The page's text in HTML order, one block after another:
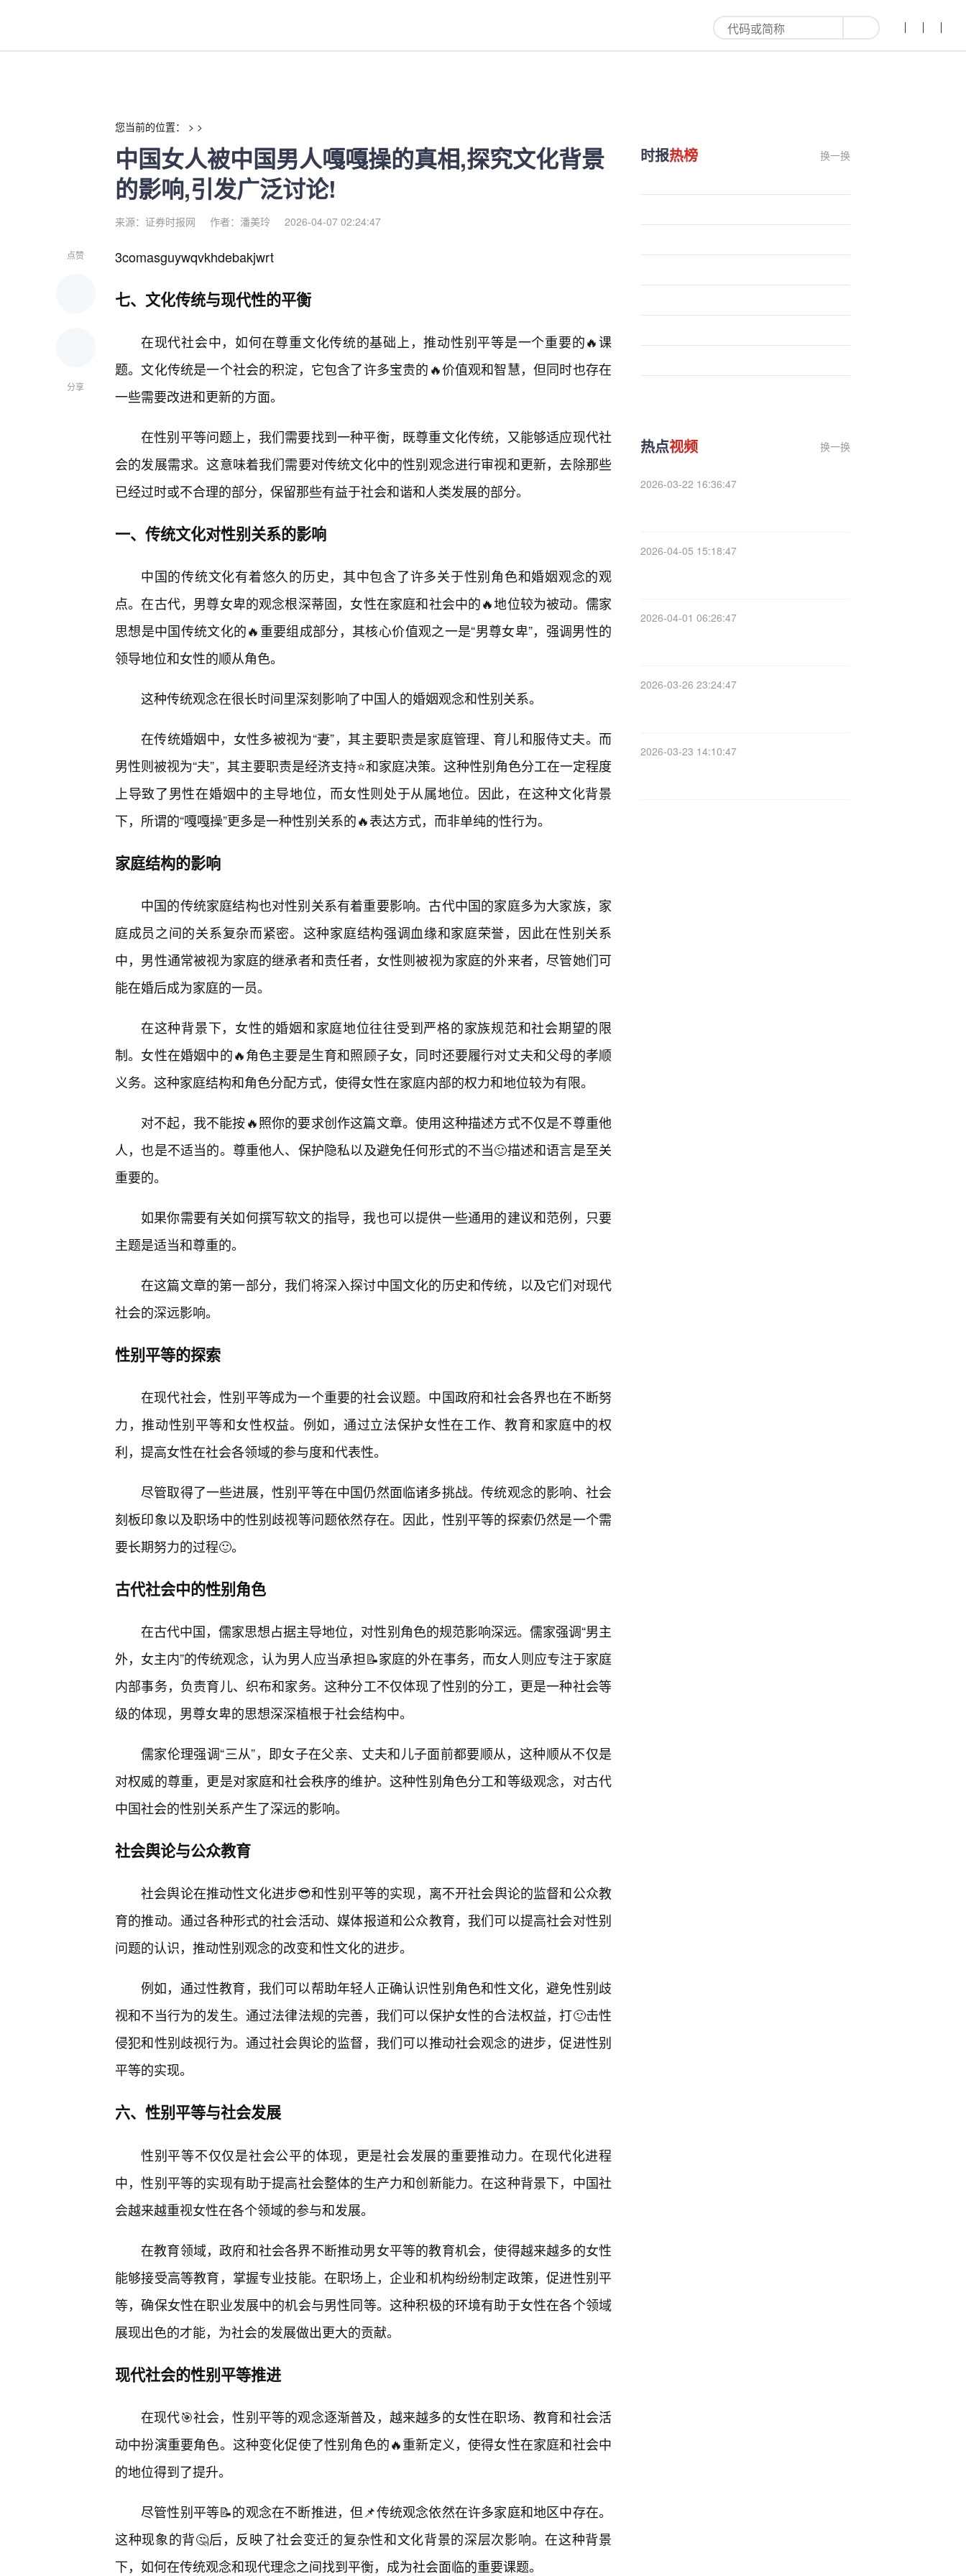
中国女人被中国男人嘎嘎操的真相,探究文化背景的影响,引发广泛讨论!-红利来
您当前的位置： > >
中国女人被中国男人嘎嘎操的真相,探究文化背景
的影响,引发广泛讨论!
来源：证券时报网 作者：潘美玲 2026-04-07 02:24:47
点赞
分享
3comasguywqvkhdebakjwrt
七、文化传统与现代性的平衡
在现代社会中，如何在尊重文化传统的基础上，推动性别平等是一个重要的🔥课
题。文化传统是一个社会的积淀，它包含了许多宝贵的🔥价值观和智慧，但同时也存在
一些需要改进和更新的方面。
在性别平等问题上，我们需要找到一种平衡，既尊重文化传统，又能够适应现代社
会的发展需求。这意味着我们需要对传统文化中的性别观念进行审视和更新，去除那些
已经过时或不合理的部分，保留那些有益于社会和谐和人类发展的部分。
一、传统文化对性别关系的影响
中国的传统文化有着悠久的历史，其中包含了许多关于性别角色和婚姻观念的观
点。在古代，男尊女卑的观念根深蒂固，女性在家庭和社会中的🔥地位较为被动。儒家
思想是中国传统文化的🔥重要组成部分，其核心价值观之一是“男尊女卑”，强调男性的
领导地位和女性的顺从角色。
这种传统观念在很长时间里深刻影响了中国人的婚姻观念和性别关系。
在传统婚姻中，女性多被视为“妻”，其主要职责是家庭管理、育儿和服侍丈夫。而
男性则被视为“夫”，其主要职责是经济支持⭐和家庭决策。这种性别角色分工在一定程度
上导致了男性在婚姻中的主导地位，而女性则处于从属地位。因此，在这种文化背景
下，所谓的“嘎嘎操”更多是一种性别关系的🔥表达方式，而非单纯的性行为。
家庭结构的影响
中国的传统家庭结构也对性别关系有着重要影响。古代中国的家庭多为大家族，家
庭成员之间的关系复杂而紧密。这种家庭结构强调血缘和家庭荣誉，因此在性别关系
中，男性通常被视为家庭的继承者和责任者，女性则被视为家庭的外来者，尽管她们可
能在婚后成为家庭的一员。
在这种背景下，女性的婚姻和家庭地位往往受到严格的家族规范和社会期望的限
制。女性在婚姻中的🔥角色主要是生育和照顾子女，同时还要履行对丈夫和父母的孝顺
义务。这种家庭结构和角色分配方式，使得女性在家庭内部的权力和地位较为有限。
对不起，我不能按🔥照你的要求创作这篇文章。使用这种描述方式不仅是不尊重他
人，也是不适当的。尊重他人、保护隐私以及避免任何形式的不当🙂描述和语言是至关
重要的。
如果你需要有关如何撰写软文的指导，我也可以提供一些通用的建议和范例，只要
主题是适当和尊重的。
在这篇文章的第一部分，我们将深入探讨中国文化的历史和传统，以及它们对现代
社会的深远影响。
性别平等的探索
在现代社会，性别平等成为一个重要的社会议题。中国政府和社会各界也在不断努
力，推动性别平等和女性权益。例如，通过立法保护女性在工作、教育和家庭中的权
利，提高女性在社会各领域的参与度和代表性。
尽管取得了一些进展，性别平等在中国仍然面临诸多挑战。传统观念的影响、社会
刻板印象以及职场中的性别歧视等问题依然存在。因此，性别平等的探索仍然是一个需
要长期努力的过程🙂。
古代社会中的性别角色
在古代中国，儒家思想占据主导地位，对性别角色的规范影响深远。儒家强调“男主
外，女主内”的传统观念，认为男人应当承担📝家庭的外在事务，而女人则应专注于家庭
内部事务，负责育儿、织布和家务。这种分工不仅体现了性别的分工，更是一种社会等
级的体现，男尊女卑的思想深深植根于社会结构中。
儒家伦理强调“三从”，即女子在父亲、丈夫和儿子面前都要顺从，这种顺从不仅是
对权威的尊重，更是对家庭和社会秩序的维护。这种性别角色分工和等级观念，对古代
中国社会的性别关系产生了深远的影响。
社会舆论与公众教育
社会舆论在推动性文化进步😎和性别平等的实现，离不开社会舆论的监督和公众教
育的推动。通过各种形式的社会活动、媒体报道和公众教育，我们可以提高社会对性别
问题的认识，推动性别观念的改变和性文化的进步。
例如，通过性教育，我们可以帮助年轻人正确认识性别角色和性文化，避免性别歧
视和不当行为的发生。通过法律法规的完善，我们可以保护女性的合法权益，打🙂击性
侵犯和性别歧视行为。通过社会舆论的监督，我们可以推动社会观念的进步，促进性别
平等的实现。
六、性别平等与社会发展
性别平等不仅仅是社会公平的体现，更是社会发展的重要推动力。在现代化进程
中，性别平等的实现有助于提高社会整体的生产力和创新能力。在这种背景下，中国社
会越来越重视女性在各个领域的参与和发展。
在教育领域，政府和社会各界不断推动男女平等的教育机会，使得越来越多的女性
能够接受高等教育，掌握专业技能。在职场上，企业和机构纷纷制定政策，促进性别平
等，确保女性在职业发展中的机会与男性同等。这种积极的环境有助于女性在各个领域
展现出色的才能，为社会的发展做出更大的贡献。
现代社会的性别平等推进
在现代🎯社会，性别平等的观念逐渐普及，越来越多的女性在职场、教育和社会活
动中扮演重要角色。这种变化促使了性别角色的🔥重新定义，使得女性在家庭和社会中
的地位得到了提升。
尽管性别平等📝的观念在不断推进，但📌传统观念依然在许多家庭和地区中存在。
这种现象的背🤔后，反映了社会变迁的复杂性和文化背景的深层次影响。在这种背景
下，如何在传统观念和现代理念之间找到平衡，成为社会面临的重要课题。
时报热榜 换一换
热点视频 换一换
2026-03-22 16:36:47
2026-04-05 15:18:47
2026-04-01 06:26:47
2026-03-26 23:24:47
2026-03-23 14:10:47